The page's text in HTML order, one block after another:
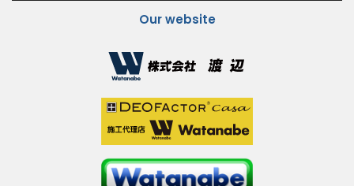
Our website